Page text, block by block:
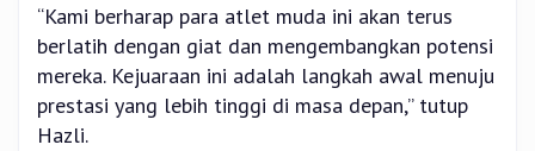
“Kami berharap para atlet muda ini akan terus
berlatih dengan giat dan mengembangkan potensi
mereka. Kejuaraan ini adalah langkah awal menuju
prestasi yang lebih tinggi di masa depan,” tutup
Hazli.